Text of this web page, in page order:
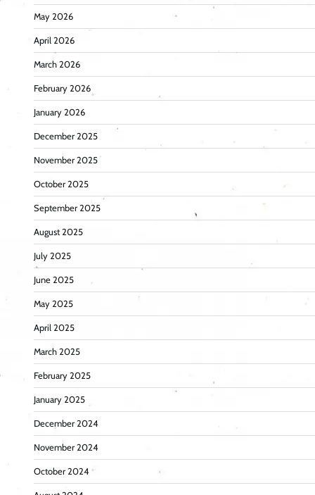
May 2026
April 2026
March 2026
February 2026
January 2026
December 2025
November 2025
October 2025
September 2025
August 2025
July 2025
June 2025
May 2025
April 2025
March 2025
February 2025
January 2025
December 2024
November 2024
October 2024